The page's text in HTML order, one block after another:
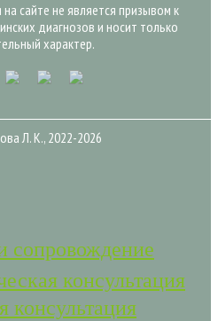
сайте не является призывом к
диагнозов и носит только
характер.
Л. К., 2022-2026
сопровождение
консультация
консультация